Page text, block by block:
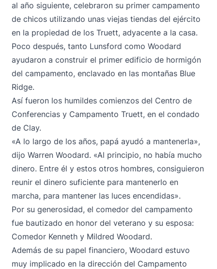
al año siguiente, celebraron su primer campamento
de chicos utilizando unas viejas tiendas del ejército
en la propiedad de los Truett, adyacente a la casa.
Poco después, tanto Lunsford como Woodard
ayudaron a construir el primer edificio de hormigón
del campamento, enclavado en las montañas Blue
Ridge.
Así fueron los humildes comienzos del Centro de
Conferencias y Campamento Truett, en el condado
de Clay.
«A lo largo de los años, papá ayudó a mantenerla»,
dijo Warren Woodard. «Al principio, no había mucho
dinero. Entre él y estos otros hombres, consiguieron
reunir el dinero suficiente para mantenerlo en
marcha, para mantener las luces encendidas».
Por su generosidad, el comedor del campamento
fue bautizado en honor del veterano y su esposa:
Comedor Kenneth y Mildred Woodard.
Además de su papel financiero, Woodard estuvo
muy implicado en la dirección del Campamento